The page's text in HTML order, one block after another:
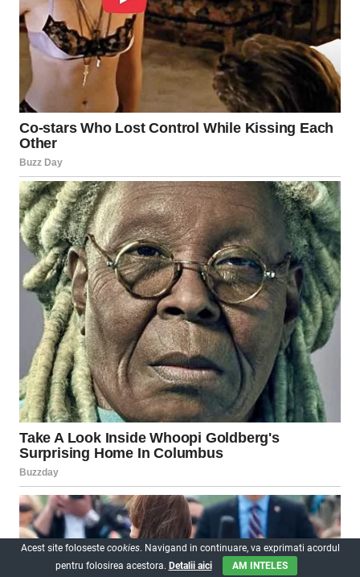
Acest site foloseste cookies. Navigand in continuare, va exprimati acordul
pentru folosirea acestora. Detalii aici AM INTELES